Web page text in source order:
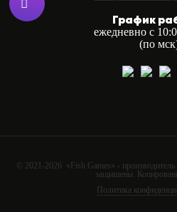
График
ежедневно с
(по
© 2021-2026 «Fish Games» -
защишены.
Политика